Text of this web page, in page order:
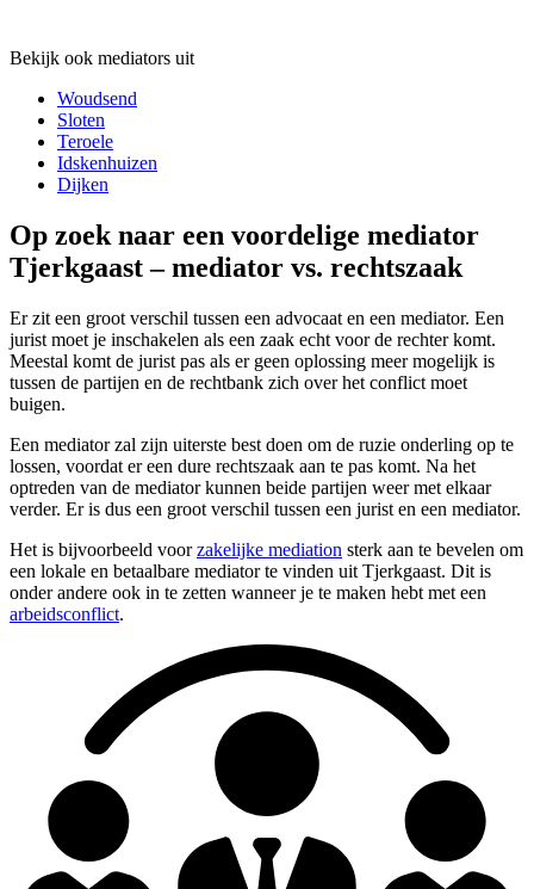
Bekijk ook mediators uit
Woudsend
Sloten
Teroele
Idskenhuizen
Dijken
Op zoek naar een voordelige mediator
Tjerkgaast – mediator vs. rechtszaak
Er zit een groot verschil tussen een advocaat en een mediator. Een
jurist moet je inschakelen als een zaak echt voor de rechter komt.
Meestal komt de jurist pas als er geen oplossing meer mogelijk is
tussen de partijen en de rechtbank zich over het conflict moet
buigen.
Een mediator zal zijn uiterste best doen om de ruzie onderling op te
lossen, voordat er een dure rechtszaak aan te pas komt. Na het
optreden van de mediator kunnen beide partijen weer met elkaar
verder. Er is dus een groot verschil tussen een jurist en een mediator.
Het is bijvoorbeeld voorzakelijke mediation sterk aan te bevelen om
een lokale en betaalbare mediator te vinden uit Tjerkgaast. Dit is
onder andere ook in te zetten wanneer je te maken hebt met een
arbeidsconflict.